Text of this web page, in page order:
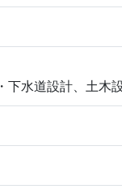
下水道設計、土